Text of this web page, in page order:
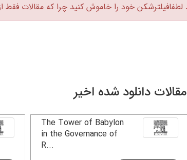
لطفافیلترشکن خود را خاموش کنید چرا که مقالات
مقالات دانلود شده اخیر
The Tower of Babylon
in the Governance of
R...